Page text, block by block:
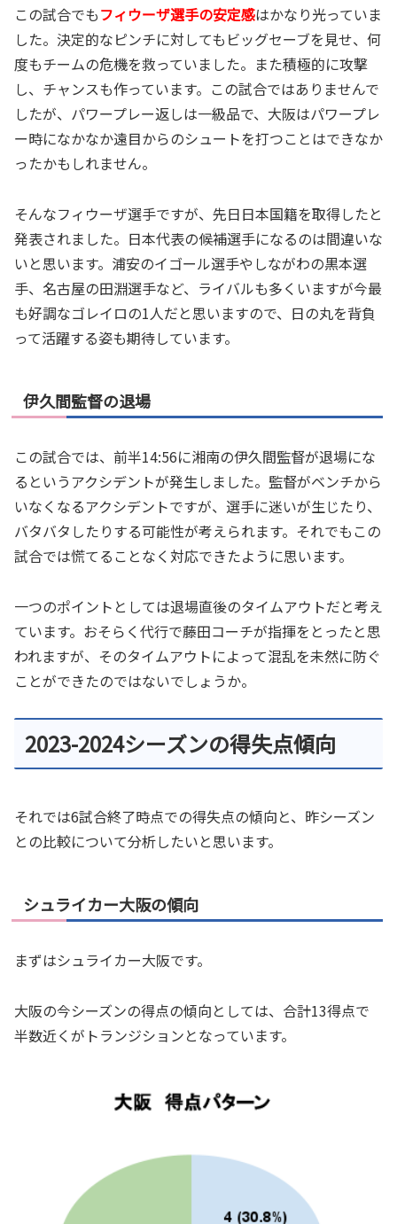
この試合でもフィウーザ選手の安定感はかなり光っていま
した。決定的なピンチに対してもビッグセーブを見せ、何
度もチームの危機を救っていました。また積極的に攻撃
し、チャンスも作っています。この試合ではありませんで
したが、パワープレー返しは一級品で、大阪はパワープレ
ー時になかなか遠目からのシュートを打つことはできなか
ったかもしれません。
そんなフィウーザ選手ですが、先日日本国籍を取得したと
発表されました。日本代表の候補選手になるのは間違いな
いと思います。浦安のイゴール選手やしながわの黒本選
手、名古屋の田淵選手など、ライバルも多くいますが今最
も好調なゴレイロの1人だと思いますので、日の丸を背負
って活躍する姿も期待しています。
伊久間監督の退場
この試合では、前半14:56に湘南の伊久間監督が退場にな
るというアクシデントが発生しました。監督がベンチから
いなくなるアクシデントですが、選手に迷いが生じたり、
バタバタしたりする可能性が考えられます。それでもこの
試合では慌てることなく対応できたように思います。
一つのポイントとしては退場直後のタイムアウトだと考え
ています。おそらく代行で藤田コーチが指揮をとったと思
われますが、そのタイムアウトによって混乱を未然に防ぐ
ことができたのではないでしょうか。
2023-2024シーズンの得失点傾向
それでは6試合終了時点での得失点の傾向と、昨シーズン
との比較について分析したいと思います。
シュライカー大阪の傾向
まずはシュライカー大阪です。
大阪の今シーズンの得点の傾向としては、合計13得点で
半数近くがトランジションとなっています。